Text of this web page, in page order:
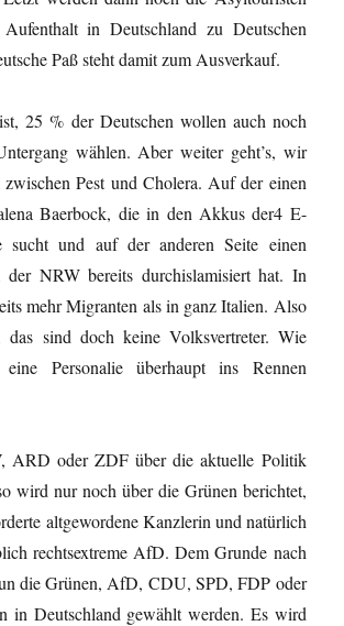
in Deutschland zu Deutschen
Paß steht damit zum Ausverkauf.
25 % der Deutschen wollen auch noch
wählen. Aber weiter geht’s, wir
Pest und Cholera. Auf der einen
Baerbock, die in den Akkus der4 E-
sucht und auf der anderen Seite einen
der NRW bereits durchislamisiert hat. In
mehr Migranten als in ganz Italien. Also
sind doch keine Volksvertreter. Wie
Personalie überhaupt ins Rennen
ARD oder ZDF über die aktuelle Politik
wird nur noch über die Grünen berichtet,
altgewordene Kanzlerin und natürlich
rechtsextreme AfD. Dem Grunde nach
die Grünen, AfD, CDU, SPD, FDP oder
in Deutschland gewählt werden. Es wird